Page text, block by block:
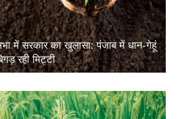
में सरकार का खुलासा: पंजाब में धान-गेहूं
रही मिट्टी